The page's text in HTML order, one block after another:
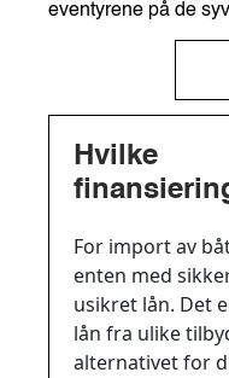
eventyrene på de
Hvilke
båt?
For import av
enten med
usikret lån. Det
lån fra ulike
alternativet for